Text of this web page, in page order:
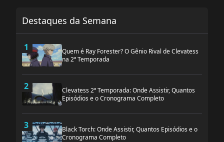
Destaques da Semana
1
Quem é Ray Forester? O Gênio Rival de Clevatess
na 2ª Temporada
2
Clevatess 2ª Temporada: Onde Assistir, Quantos
Episódios e o Cronograma Completo
3
Black Torch: Onde Assistir, Quantos Episódios e o
Cronograma Completo